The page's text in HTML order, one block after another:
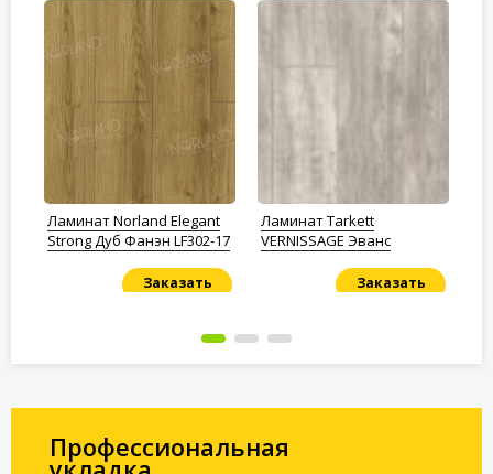
Ламинат Norland Elegant
Strong Дуб Фанэн LF302-17
Заказать
Ламинат Tarkett
VERNISSAGE Эванс
Заказать
Профессиональная